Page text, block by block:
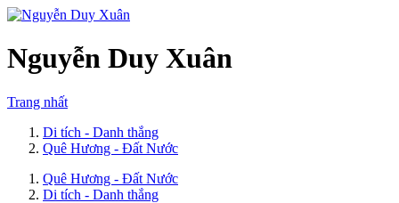
Nguyễn Duy Xuân
Trang nhất
Di tích - Danh thắng
Quê Hương - Đất Nước
Quê Hương - Đất Nước
Di tích - Danh thắng